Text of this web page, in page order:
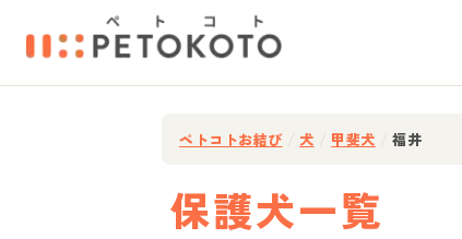
ペトコトお結び 犬 甲斐犬 福井
保護犬一覧